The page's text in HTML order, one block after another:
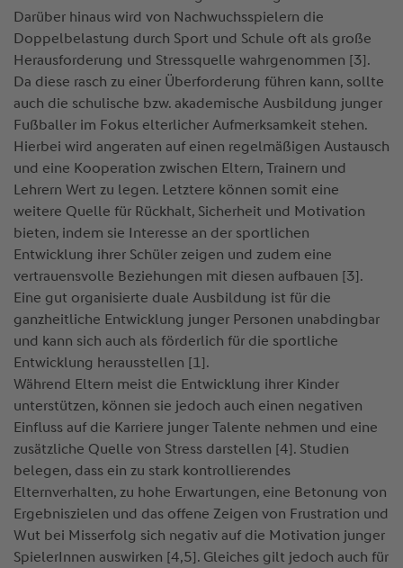
Darüber hinaus wird von Nachwuchsspielern die
Doppelbelastung durch Sport und Schule oft als große
Herausforderung und Stressquelle wahrgenommen [3].
Da diese rasch zu einer Überforderung führen kann, sollte
auch die schulische bzw. akademische Ausbildung junger
Fußballer im Fokus elterlicher Aufmerksamkeit stehen.
Hierbei wird angeraten auf einen regelmäßigen Austausch
und eine Kooperation zwischen Eltern, Trainern und
Lehrern Wert zu legen. Letztere können somit eine
weitere Quelle für Rückhalt, Sicherheit und Motivation
bieten, indem sie Interesse an der sportlichen
Entwicklung ihrer Schüler zeigen und zudem eine
vertrauensvolle Beziehungen mit diesen aufbauen [3].
Eine gut organisierte duale Ausbildung ist für die
ganzheitliche Entwicklung junger Personen unabdingbar
und kann sich auch als förderlich für die sportliche
Entwicklung herausstellen [1].
Während Eltern meist die Entwicklung ihrer Kinder
unterstützen, können sie jedoch auch einen negativen
Einfluss auf die Karriere junger Talente nehmen und eine
zusätzliche Quelle von Stress darstellen [4]. Studien
belegen, dass ein zu stark kontrollierendes
Elternverhalten, zu hohe Erwartungen, eine Betonung von
Ergebniszielen und das offene Zeigen von Frustration und
Wut bei Misserfolg sich negativ auf die Motivation junger
SpielerInnen auswirken [4,5]. Gleiches gilt jedoch auch für